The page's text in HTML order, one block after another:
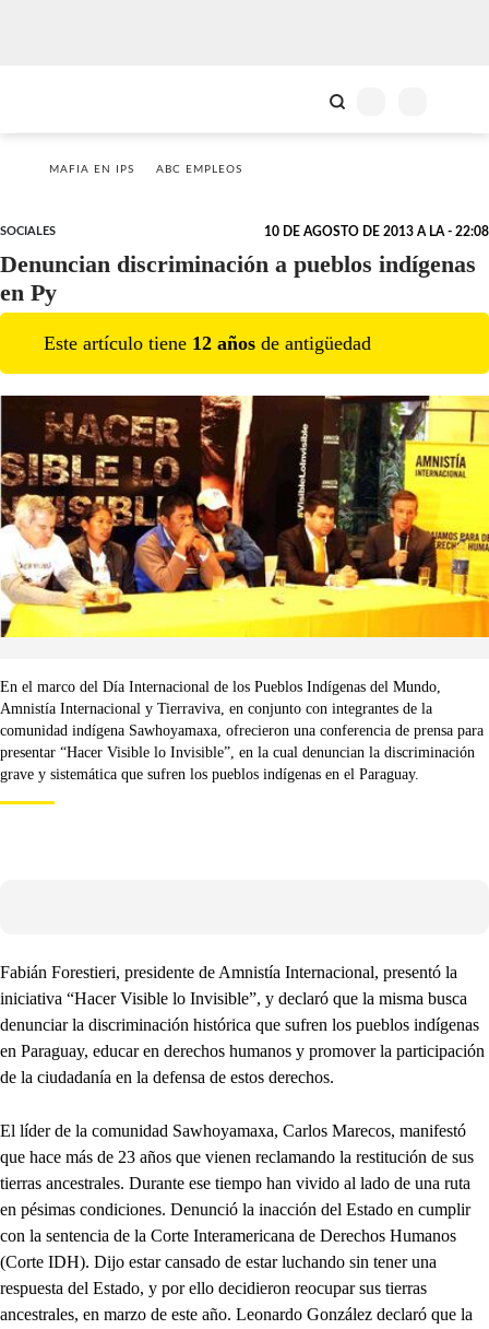
MAFIA EN IPS ABC EMPLEOS
SOCIALES 10 DE AGOSTO DE 2013 A LA - 22:08
Denuncian discriminación a pueblos indígenas
en Py
Este artículo tiene 12 años de antigüedad
En el marco del Día Internacional de los Pueblos Indígenas del Mundo,
Amnistía Internacional y Tierraviva, en conjunto con integrantes de la
comunidad indígena Sawhoyamaxa, ofrecieron una conferencia de prensa para
presentar “Hacer Visible lo Invisible”, en la cual denuncian la discriminación
grave y sistemática que sufren los pueblos indígenas en el Paraguay.
Fabián Forestieri, presidente de Amnistía Internacional, presentó la
iniciativa “Hacer Visible lo Invisible”, y declaró que la misma busca
denunciar la discriminación histórica que sufren los pueblos indígenas
en Paraguay, educar en derechos humanos y promover la participación
de la ciudadanía en la defensa de estos derechos.
El líder de la comunidad Sawhoyamaxa, Carlos Marecos, manifestó
que hace más de 23 años que vienen reclamando la restitución de sus
tierras ancestrales. Durante ese tiempo han vivido al lado de una ruta
en pésimas condiciones. Denunció la inacción del Estado en cumplir
con la sentencia de la Corte Interamericana de Derechos Humanos
(Corte IDH). Dijo estar cansado de estar luchando sin tener una
respuesta del Estado, y por ello decidieron reocupar sus tierras
ancestrales, en marzo de este año. Leonardo González declaró que la